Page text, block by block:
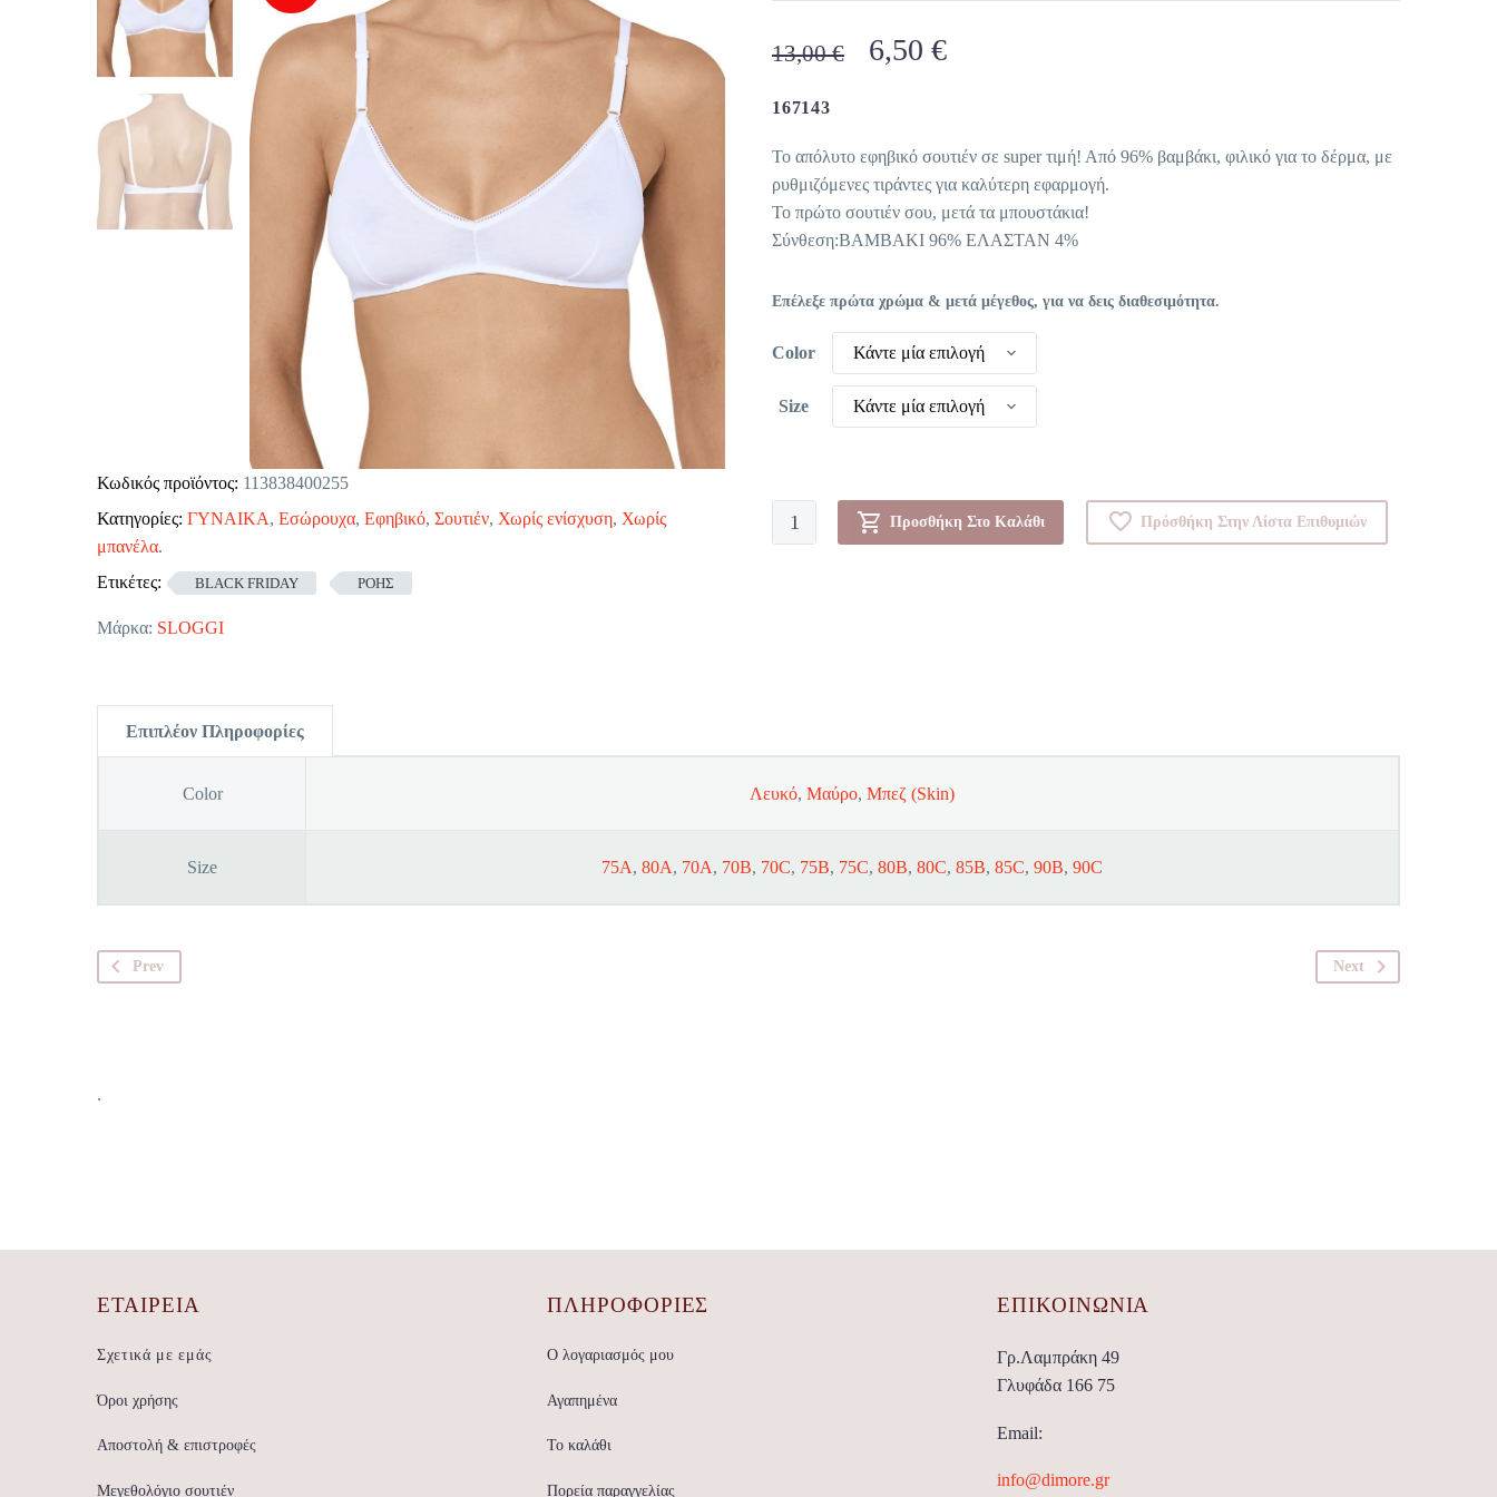
Κωδικός προϊόντος: 113838400255
Κατηγορίες: ΓΥΝΑΙΚΑ, Εσώρουχα, Εφηβικό, Σουτιέν, Χωρίς ενίσχυση, Χωρίς
μπανέλα.
Ετικέτες:
BLACK FRIDAY ΡΟΗΣ
Μάρκα: SLOGGI
13,00€
Original
13,00 €.
6,50 €Η
είναι:
6,50 €.
167143
Το απόλυτο εφηβικό σουτιέν σε super τιμή! Από 96% βαμβάκι, φιλικό για το δέρμα, με
ρυθμιζόμενες τιράντες για καλύτερη εφαρμογή.
Το πρώτο σουτιέν σου, μετά τα μπουστάκια!
Σύνθεση:ΒΑΜΒΑΚΙ 96% ΕΛΑΣΤΑΝ 4%
Επέλεξε πρώτα χρώμα & μετά μέγεθος, για να δεις διαθεσιμότητα.
Color Κάντε μία επιλογή
Size Κάντε μία επιλογή
Σουτιέν
-
Προσθήκη Στο Καλάθι Πρόσθήκη Στην Λίστα Επιθυμιών
Επιπλέον Πληροφορίες
Color Λευκό, Μαύρο, Μπεζ (Skin)
Size 75A, 80A, 70A, 70B, 70C, 75B, 75C, 80B, 80C, 85B, 85C, 90B, 90C
Prev Next
.
ΕΤΑΙΡΕΊΑ
Σχετικά με εμάς
Όροι χρήσης
Αποστολή & επιστροφές
Μεγεθολόγιο σουτιέν
ΠΛΗΡΟΦΟΡΙΕΣ
Ο λογαριασμός μου
Αγαπημένα
Το καλάθι
Πορεία παραγγελίας
ΕΠΙΚΟΙΝΩΝΊΑ
Γρ.Λαμπράκη 49
Γλυφάδα 166 75
Email:
info@dimore.gr